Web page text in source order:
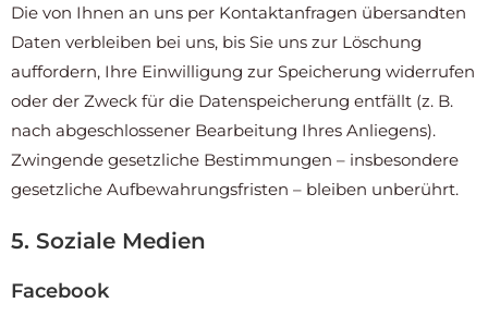
Die von Ihnen an uns per Kontaktanfragen übersandten
Daten verbleiben bei uns, bis Sie uns zur Löschung
auffordern, Ihre Einwilligung zur Speicherung widerrufen
oder der Zweck für die Datenspeicherung entfällt (z. B.
nach abgeschlossener Bearbeitung Ihres Anliegens).
Zwingende gesetzliche Bestimmungen – insbesondere
gesetzliche Aufbewahrungsfristen – bleiben unberührt.
5. Soziale Medien
Facebook